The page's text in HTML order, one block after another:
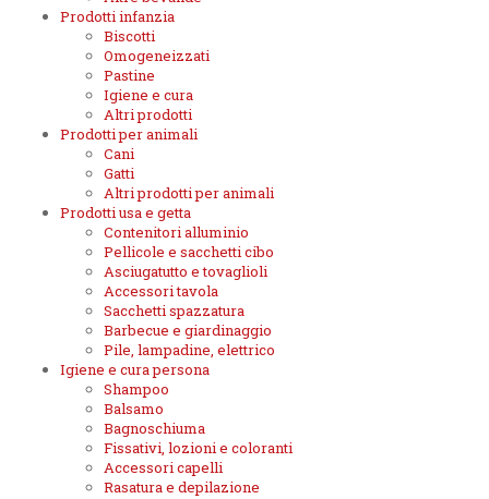
Prodotti infanzia
Biscotti
Omogeneizzati
Pastine
Igiene e cura
Altri prodotti
Prodotti per animali
Cani
Gatti
Altri prodotti per animali
Prodotti usa e getta
Contenitori alluminio
Pellicole e sacchetti cibo
Asciugatutto e tovaglioli
Accessori tavola
Sacchetti spazzatura
Barbecue e giardinaggio
Pile, lampadine, elettrico
Igiene e cura persona
Shampoo
Balsamo
Bagnoschiuma
Fissativi, lozioni e coloranti
Accessori capelli
Rasatura e depilazione